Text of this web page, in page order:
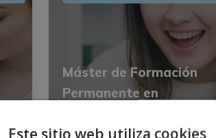
Máster de Formación
Permanente en
del Lenguaje y Patología
Este sitio web utiliza cookies